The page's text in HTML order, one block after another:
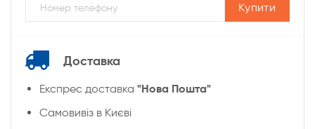
Купити
Доставка
Експрес доставка "Нова Пошта"
Cамовивіз в Києві